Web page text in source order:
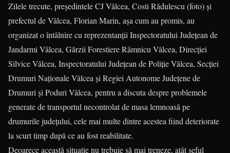
Zilele trecute, președintele CJ Vâlcea, Costi Rădulescu (foto) și
prefectul de Vâlcea, Florian Marin, așa cum au promis, au
organizat o întâlnire cu reprezentanții Inspectoratului Judeţean de
Jandarmi Vâlcea, Gărzii Forestiere Râmnicu Vâlcea, Direcţiei
Silvice Vâlcea, Inspectoratului Judeţean de Poliţie Vâlcea, Secţiei
Drumuri Naţionale Vâlcea şi Regiei Autonome Judeţene de
Drumuri şi Poduri Vâlcea, pentru a discuta despre problemele
generate de transportul necontrolat de masa lemnoasă pe
drumurile judeţului, cele mai multe dintre acestea fiind deteriorate
la scurt timp după ce au fost reabilitate.
Deoarece această situaţie nu trebuie să mai treneze, atât șeful